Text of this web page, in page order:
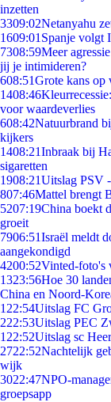
inzetten
3309:02Netanyahu
1609:01 Spanje volgt
7308:59Meer
jij je intimideren?
608:51Grote kans op
1408:46
voor waardeverlies
608:42Natuurbrand
kijkers
1408:21Inbraak bij
sigaretten
1908:21Uitslag PSV
807:46Mattel brengt
5207:19China boekt
groeit
7906:51Israël meldt
aangekondigd
4200:52Vinted-foto's
1323:56Hoe 30
China en Noord-
1 22:54Uitslag FC
222:53Uitslag PEC
1 22:52Uitslag sc
2722:52Nachtelijk
wijk
3022:47NPO-
groepsapp